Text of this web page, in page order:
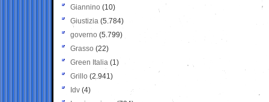
Giannino (10)
Giustizia (5.784)
governo (5.799)
Grasso (22)
Green Italia (1)
Grillo (2.941)
Idv (4)